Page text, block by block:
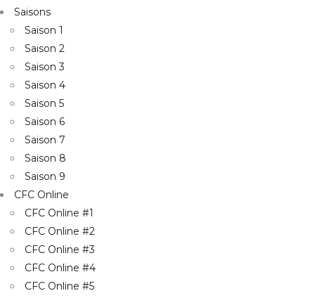
Saisons
Saison 1
Saison 2
Saison 3
Saison 4
Saison 5
Saison 6
Saison 7
Saison 8
Saison 9
CFC Online
CFC Online #1
CFC Online #2
CFC Online #3
CFC Online #4
CFC Online #5